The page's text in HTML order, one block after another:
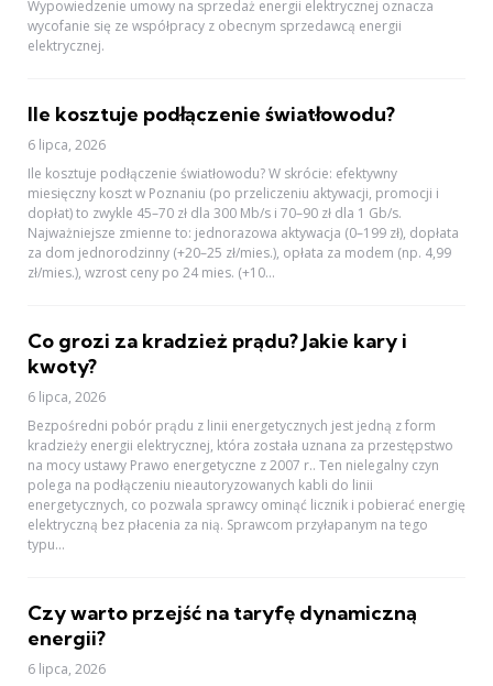
Wypowiedzenie umowy na sprzedaż energii elektrycznej oznacza
wycofanie się ze współpracy z obecnym sprzedawcą energii
elektrycznej.
Ile kosztuje podłączenie światłowodu?
6 lipca, 2026
Ile kosztuje podłączenie światłowodu? W skrócie: efektywny
miesięczny koszt w Poznaniu (po przeliczeniu aktywacji, promocji i
dopłat) to zwykle 45–70 zł dla 300 Mb/s i 70–90 zł dla 1 Gb/s.
Najważniejsze zmienne to: jednorazowa aktywacja (0–199 zł), dopłata
za dom jednorodzinny (+20–25 zł/mies.), opłata za modem (np. 4,99
zł/mies.), wzrost ceny po 24 mies. (+10...
Co grozi za kradzież prądu? Jakie kary i
kwoty?
6 lipca, 2026
Bezpośredni pobór prądu z linii energetycznych jest jedną z form
kradzieży energii elektrycznej, która została uznana za przestępstwo
na mocy ustawy Prawo energetyczne z 2007 r.. Ten nielegalny czyn
polega na podłączeniu nieautoryzowanych kabli do linii
energetycznych, co pozwala sprawcy ominąć licznik i pobierać energię
elektryczną bez płacenia za nią. Sprawcom przyłapanym na tego
typu...
Czy warto przejść na taryfę dynamiczną
energii?
6 lipca, 2026